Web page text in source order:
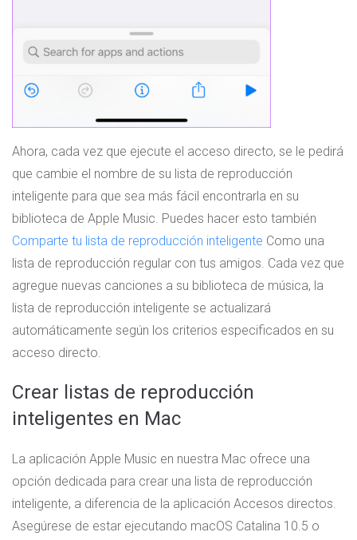
Ahora, cada vez que ejecute el acceso directo, se le pedirá
que cambie el nombre de su lista de reproducción
inteligente para que sea más fácil encontrarla en su
biblioteca de Apple Music. Puedes hacer esto también
Comparte tu lista de reproducción inteligente Como una
lista de reproducción regular con tus amigos. Cada vez que
agregue nuevas canciones a su biblioteca de música, la
lista de reproducción inteligente se actualizará
automáticamente según los criterios especificados en su
acceso directo.
Crear listas de reproducción
inteligentes en Mac
La aplicación Apple Music en nuestra Mac ofrece una
opción dedicada para crear una lista de reproducción
inteligente, a diferencia de la aplicación Accesos directos.
Asegúrese de estar ejecutando macOS Catalina 10.5 o